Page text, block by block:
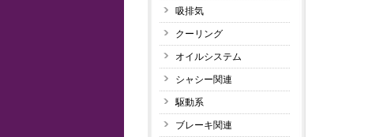
吸排気
クーリング
オイルシステム
シャシー関連
駆動系
ブレーキ関連